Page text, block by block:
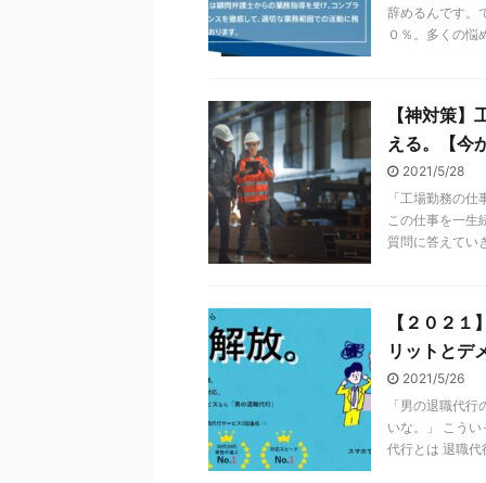
辞めるんです。
０％。多くの悩
【神対策
える。【今
2021/5/28
「工場勤務の
この仕事を一生
質問に答えてい
【２０２
リットとデ
2021/5/26
「男の退職代
いな。」 こう
代行とは 退職代